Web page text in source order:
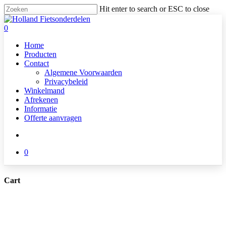
Skip
to
main
Hit enter to search or ESC to close
Close
Search
search
0
Home
Producten
Contact
Algemene Voorwaarden
Privacybeleid
Winkelmand
Afrekenen
Informatie
Offerte aanvragen
0
Cart